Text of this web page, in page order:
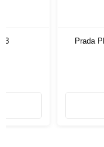
Prada